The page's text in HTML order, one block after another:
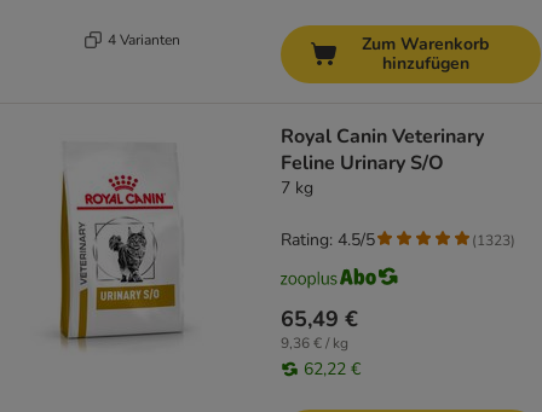
4 Varianten
Zum Warenkorb
hinzufügen
Royal Canin Veterinary
Feline Urinary S/O
7 kg
65,49 €
9,36 € / kg
62,22 €
Rating: 4.5/5 (1323)